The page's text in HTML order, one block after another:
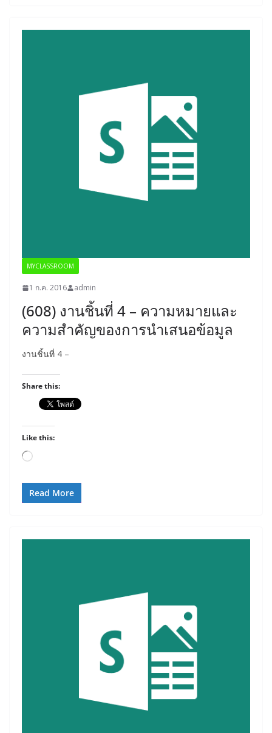
MYCLASSROOM
1 ก.ค. 2016 admin
(608) งานชิ้นที่ 4 – ความหมายและ
ความสำคัญของการนำเสนอข้อมูล
งานชิ้นที่ 4 –
Share this:
Like this:
Loading…
Read More